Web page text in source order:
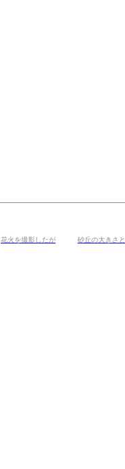
花火を撮影したが 砂丘の大きさ